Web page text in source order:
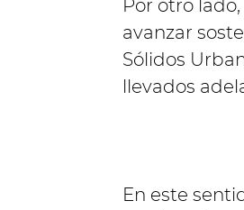
Por otro
avanzar
Sólidos
llevados
En este